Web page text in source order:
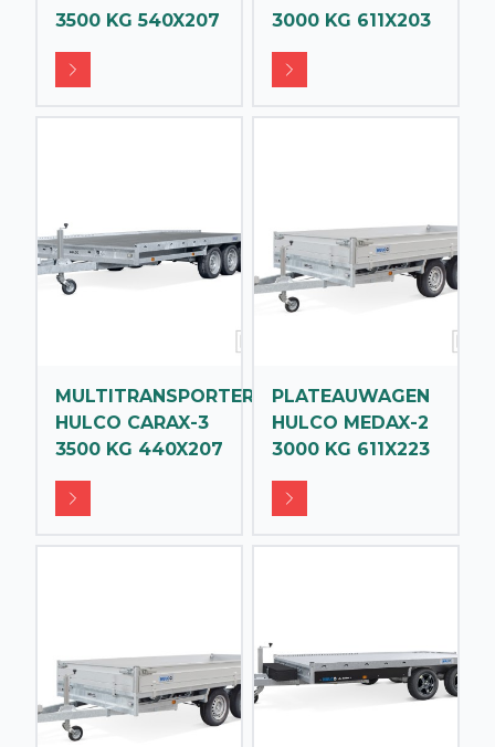
3500 KG 540X207
3000 KG 611X203
MULTITRANSPORTER
HULCO CARAX-3
3500 KG 440X207
PLATEAUWAGEN
HULCO MEDAX-2
3000 KG 611X223